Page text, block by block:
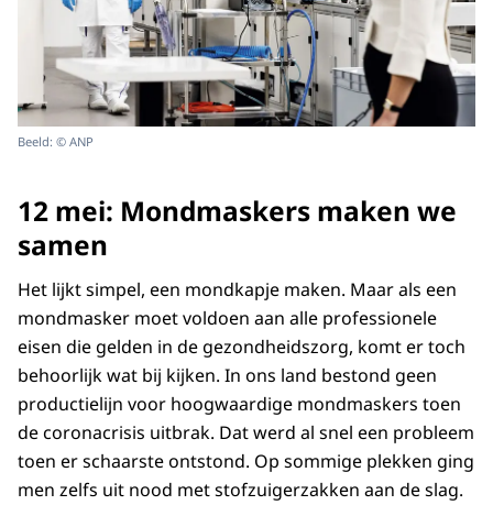
Beeld: © ANP
12 mei: Mondmaskers maken we
samen
Het lijkt simpel, een mondkapje maken. Maar als een
mondmasker moet voldoen aan alle professionele
eisen die gelden in de gezondheidszorg, komt er toch
behoorlijk wat bij kijken. In ons land bestond geen
productielijn voor hoogwaardige mondmaskers toen
de coronacrisis uitbrak. Dat werd al snel een probleem
toen er schaarste ontstond. Op sommige plekken ging
men zelfs uit nood met stofzuigerzakken aan de slag.